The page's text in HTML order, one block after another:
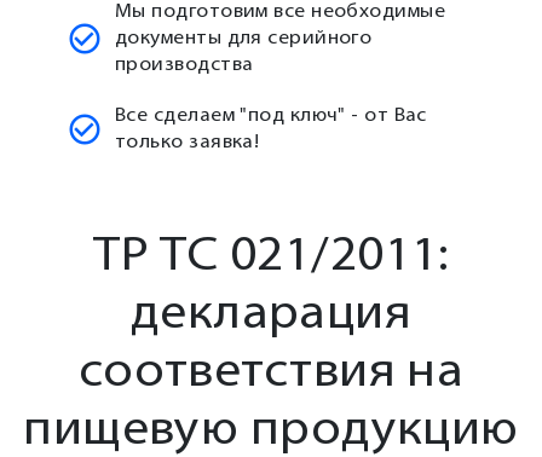
Мы подготовим все необходимые
документы для серийного
производства
Все сделаем "под ключ" - от Вас
только заявка!
ТР ТС 021/2011:
декларация
соответствия на
пищевую продукцию